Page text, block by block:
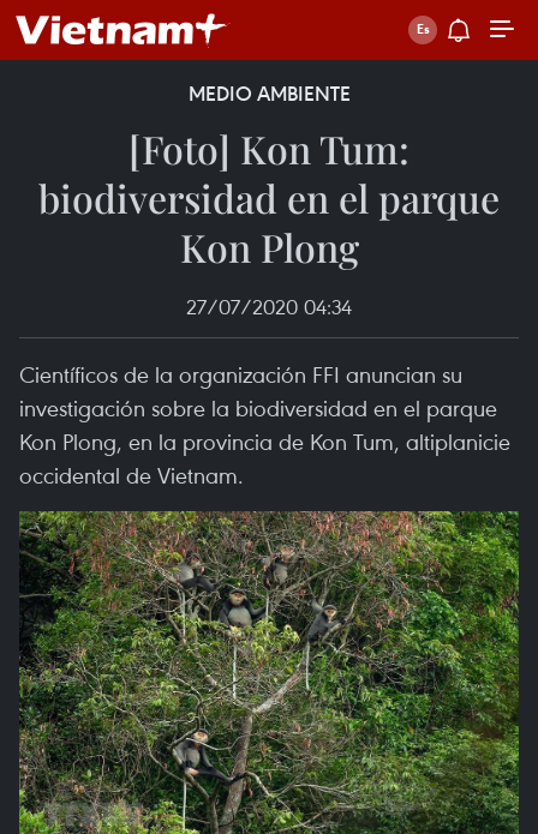
MEDIO AMBIENTE
[Foto] Kon Tum:
biodiversidad en el parque
Kon Plong
27/07/2020 04:34
Científicos de la organización FFI anuncian su
investigación sobre la biodiversidad en el parque
Kon Plong, en la provincia de Kon Tum, altiplanicie
occidental de Vietnam.